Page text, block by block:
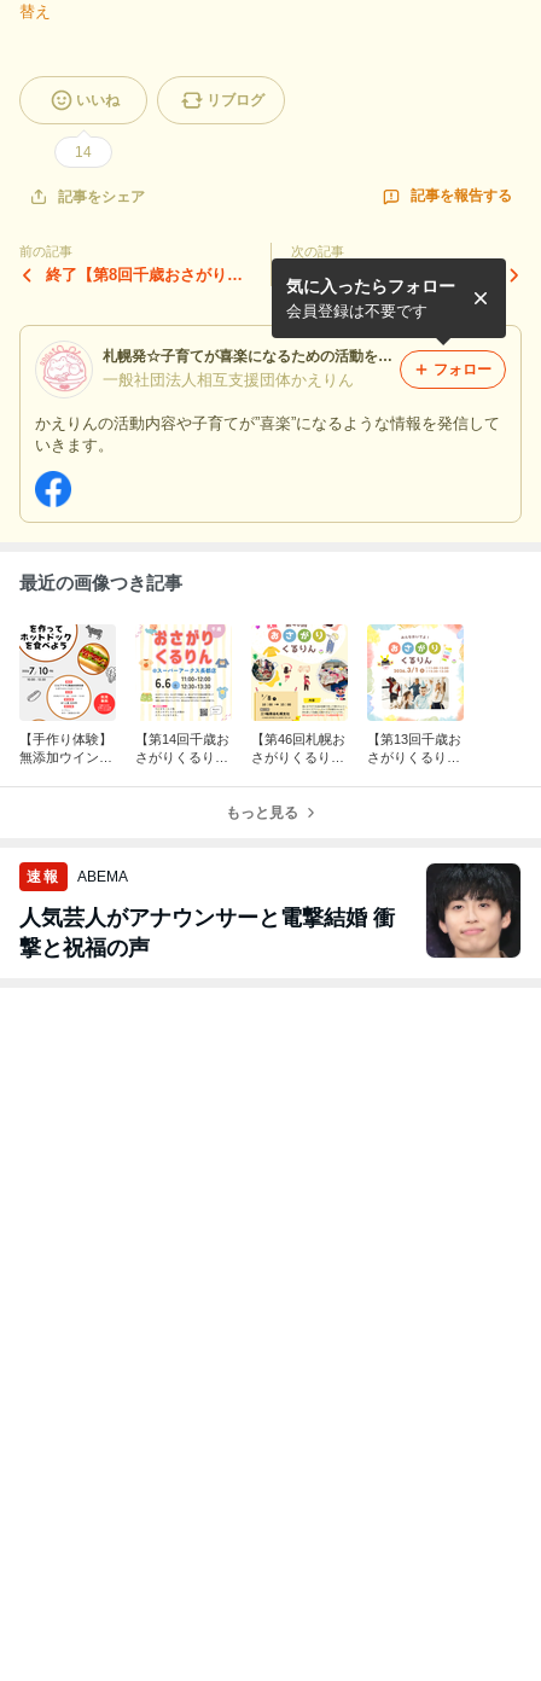
替え
いいね
14
リブログ
記事をシェア 記事を報告する
前の記事
終了【第8回千歳おさがりく
次の記事
終了：10月19日コドモフリ
マ＠北海時、初開催します！
札幌発☆子育てが喜楽になるための活動をしていく 一般社団法人相互支援団体かえりん
一般社団法人相互支援団体かえりん
かえりんの活動内容や子育てが”喜楽”になるような情報を発信して
いきます。
気に入ったらフォロー
会員登録は不要です
フォロー
最近の画像つき記事
【手作り体験】
無添加ウインナ
【第14回千歳お
さがりくるりん
【第46回札幌お
さがりくるり
商会】
【第13回千歳お
さがりくるりん
もっと見る
速報 ABEMA
人気芸人がアナウンサーと電撃結婚 衝
撃と祝福の声